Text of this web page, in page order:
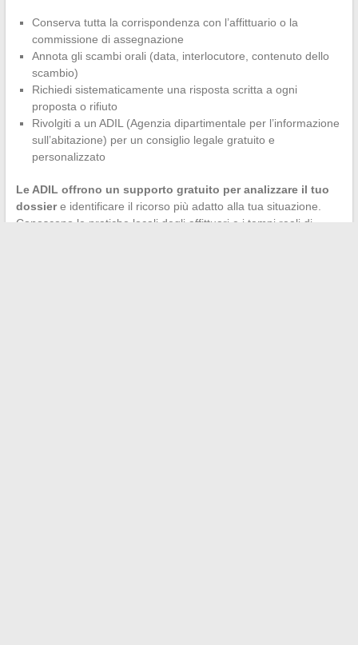
Conserva tutta la corrispondenza con l’affittuario o la
commissione di assegnazione
Annota gli scambi orali (data, interlocutore, contenuto dello
scambio)
Richiedi sistematicamente una risposta scritta a ogni
proposta o rifiuto
Rivolgiti a un ADIL (Agenzia dipartimentale per l’informazione
sull’abitazione) per un consiglio legale gratuito e
personalizzato
Le ADIL offrono un supporto gratuito per analizzare il tuo
dossiere identificare il ricorso più adatto alla tua situazione.
Conoscono le pratiche locali degli affittuari e i tempi reali di